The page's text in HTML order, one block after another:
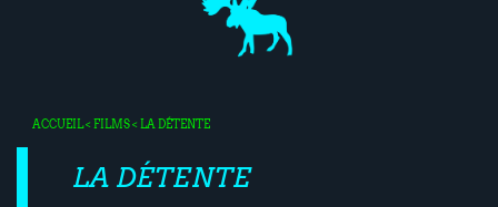
ACCUEIL< FILMS< LA DÉTENTE
LA DÉTENTE